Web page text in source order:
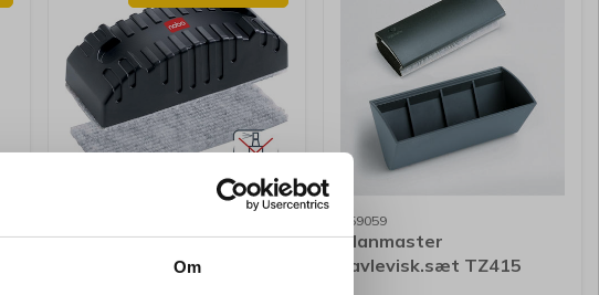
Om
Whiteboard visker Nobo
DryWipe magnetisk
259059
Planmaster
tavlevisk.sæt TZ415